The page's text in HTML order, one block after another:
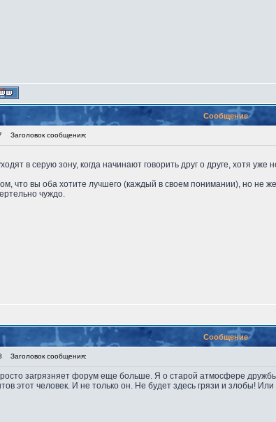
Сообщение
Заголовок сообщения:
в серую зону, когда начинают говорить друг о друге, хотя уже
что вы оба хотите лучшего (каждый в своем понимании), но не
чуждо.
Сообщение
Заголовок сообщения:
загрязняет форум еще больше. Я о старой атмосфере
этот человек. И не только он. Не будет здесь грязи и злобы!